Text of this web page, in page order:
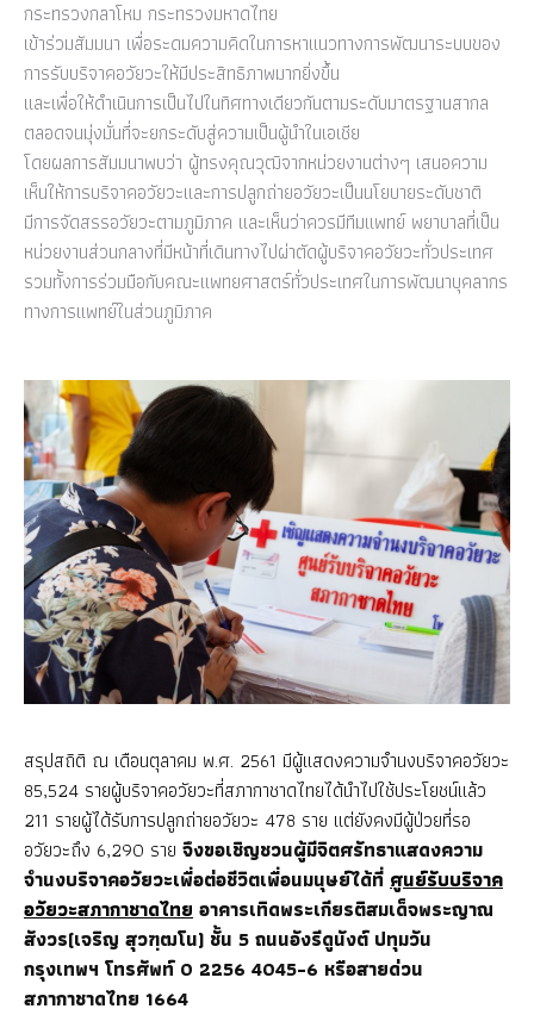
กระทรวงกลาโหม กระทรวงมหาดไทย
เข้าร่วมสัมมนา เพื่อระดมความคิดในการหาแนวทางการพัฒนาระบบของ
การรับบริจาคอวัยวะให้มีประสิทธิภาพมากยิ่งขึ้น
และเพื่อให้ดำเนินการเป็นไปในทิศทางเดียวกันตามระดับมาตรฐานสากล
ตลอดจนมุ่งมั่นที่จะยกระดับสู่ความเป็นผู้นำในเอเชีย
โดยผลการสัมมนาพบว่า ผู้ทรงคุณวุฒิจากหน่วยงานต่างๆ เสนอความ
เห็นให้การบริจาคอวัยวะและการปลูกถ่ายอวัยวะเป็นนโยบายระดับชาติ
มีการจัดสรรอวัยวะตามภูมิภาค และเห็นว่าควรมีทีมแพทย์ พยาบาลที่เป็น
หน่วยงานส่วนกลางที่มีหน้าที่เดินทางไปผ่าตัดผู้บริจาคอวัยวะทั่วประเทศ
รวมทั้งการร่วมมือกับคณะแพทยศาสตร์ทั่วประเทศในการพัฒนาบุคลากร
ทางการแพทย์ในส่วนภูมิภาค
สรุปสถิติ ณ เดือนตุลาคม พ.ศ. 2561 มีผู้แสดงความจำนงบริจาคอวัยวะ
85,524 รายผู้บริจาคอวัยวะที่สภากาชาดไทยได้นำไปใช้ประโยชน์แล้ว
211 รายผู้ได้รับการปลูกถ่ายอวัยวะ 478 ราย แต่ยังคงมีผู้ป่วยที่รอ
อวัยวะถึง 6,290 ราย จึงขอเชิญชวนผู้มีจิตศรัทธาแสดงความ
จำนงบริจาคอวัยวะเพื่อต่อชีวิตเพื่อนมนุษย์ได้ที่ ศูนย์รับบริจาค
อวัยวะสภากาชาดไทย อาคารเทิดพระเกียรติสมเด็จพระญาณ
สังวร(เจริญ สุวฑฺฒโน) ชั้น 5 ถนนอังรีดูนังต์ ปทุมวัน
กรุงเทพฯ โทรศัพท์ 0 2256 4045-6 หรือสายด่วน
สภากาชาดไทย 1664